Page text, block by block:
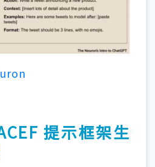
提示框架生